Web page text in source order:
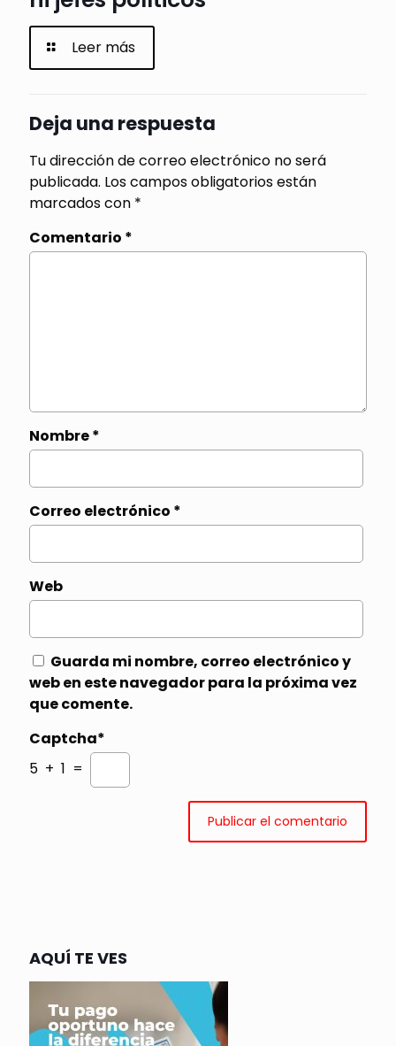
Leer más
Deja una respuesta
Tu dirección de correo electrónico no será
publicada. Los campos obligatorios están
marcados con *
Comentario *
Nombre*
Correo electrónico *
Web
Guarda mi nombre, correo electrónico y
web en este navegador para la próxima vez
que comente.
Captcha*
5 + 1 =
AQUÍ TE VES